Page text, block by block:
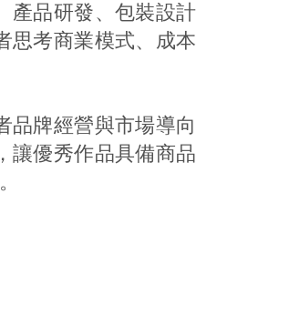
品研發、包裝設計
思考商業模式、成本
牌經營與市場導向
讓優秀作品具備商品